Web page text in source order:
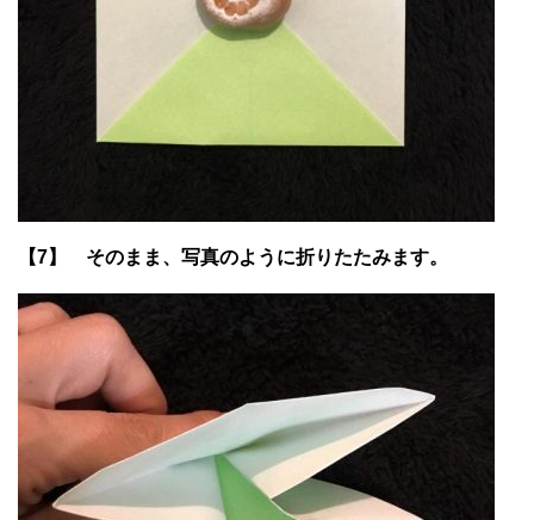
【7】 そのまま、写真のように折りたたみます。